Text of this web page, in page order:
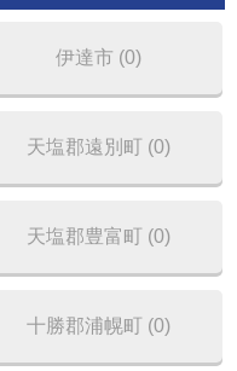
伊達市 (0)
天塩郡遠別町 (0)
天塩郡豊富町 (0)
十勝郡浦幌町 (0)